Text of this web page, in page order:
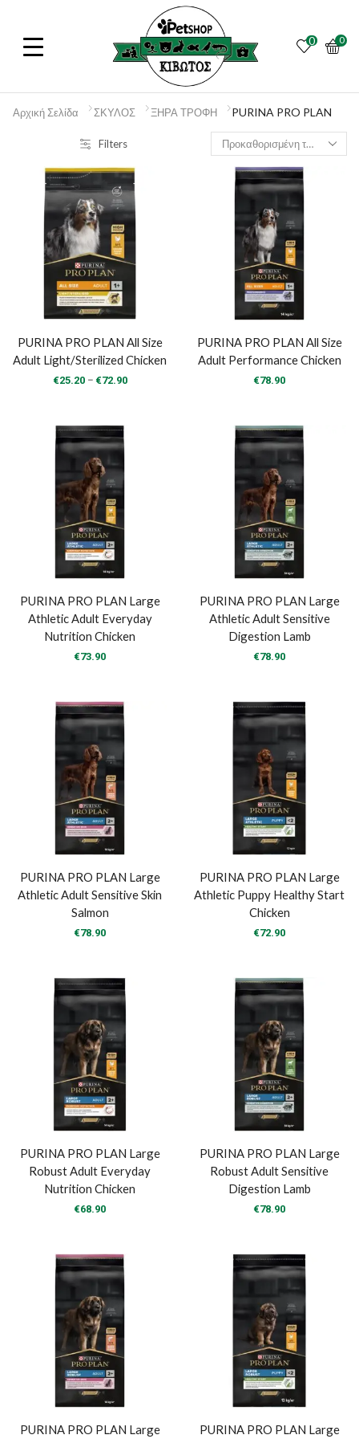
0 0
Αρχική Σελίδα ΣΚΥΛΟΣ ΞΗΡΑ ΤΡΟΦΗ PURINA PRO PLAN
Filters
PURINA PRO PLAN All Size
Adult Light/Sterilized Chicken
€25.20 – €72.90Price
PURINA PRO PLAN All Size
Adult Performance Chicken
€78.90
PURINA PRO PLAN Large
Athletic Adult Everyday
Nutrition Chicken
€73.90
PURINA PRO PLAN Large
Athletic Adult Sensitive
Digestion Lamb
€78.90
PURINA PRO PLAN Large
Athletic Adult Sensitive Skin
Salmon
€78.90
PURINA PRO PLAN Large
Athletic Puppy Healthy Start
Chicken
€72.90
PURINA PRO PLAN Large
Robust Adult Everyday
Nutrition Chicken
€68.90
PURINA PRO PLAN Large
Robust Adult Sensitive
Digestion Lamb
€78.90
PURINA PRO PLAN Large PURINA PRO PLAN Large